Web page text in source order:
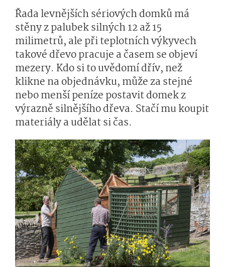
Řada levnějších sériových domků má
stěny z palubek silných 12 až 15
milimetrů, ale při teplotních výkyvech
takové dřevo pracuje a časem se objeví
mezery. Kdo si to uvědomí dřív, než
klikne na objednávku, může za stejné
nebo menší peníze postavit domek z
výrazně silnějšího dřeva. Stačí mu koupit
materiály a udělat si čas.